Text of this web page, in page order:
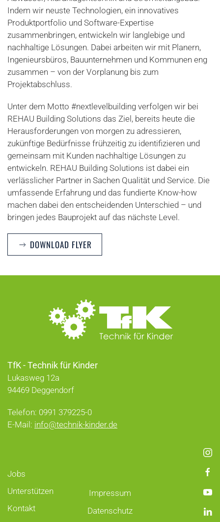
Indem wir neuste Technologien, ein innovatives
Produktportfolio und Software-Expertise
zusammenbringen, entwickeln wir langlebige und
nachhaltige Lösungen. Dabei arbeiten wir mit Planern,
Ingenieursbüros, Bauunternehmen und Kommunen eng
zusammen – von der Vorplanung bis zum
Projektabschluss.
Unter dem Motto #nextlevelbuilding verfolgen wir bei
REHAU Building Solutions das Ziel, bereits heute die
Herausforderungen von morgen zu adressieren,
zukünftige Bedürfnisse frühzeitig zu identifizieren und
gemeinsam mit Kunden nachhaltige Lösungen zu
entwickeln. REHAU Building Solutions ist dabei ein
verlässlicher Partner in Sachen Qualität und Service. Die
umfassende Erfahrung und das fundierte Know-how
machen dabei den entscheidenden Unterschied – und
bringen jedes Bauprojekt auf das nächste Level.
DOWNLOAD FLYER
TfK - Technik für Kinder
Lukasweg 12a
94469 Deggendorf
Telefon: 0991 379225-0
E-Mail: info@technik-kinder.de
Jobs
Unterstützen
Kontakt
Impressum
Datenschutz